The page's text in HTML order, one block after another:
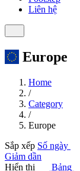
Liên hệ
Europe
Home
/
Category
/
Europe
Sắp xếp Số ngày
Giảm dần
Hiển thị
Bảng